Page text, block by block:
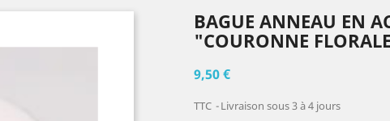
BAGUE ANNEAU EN
"COURONNE
9,50 €
TTC Livraison sous 3 à 4 jours